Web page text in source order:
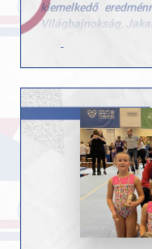
kiemelkedő
Világbajnokság,
Egyéni
ponttal, a
épül a
Krisztofer nem
példát is mutat:
kiegyensúlyozott
egyik
magyar férfi
szereplését rögzítette.